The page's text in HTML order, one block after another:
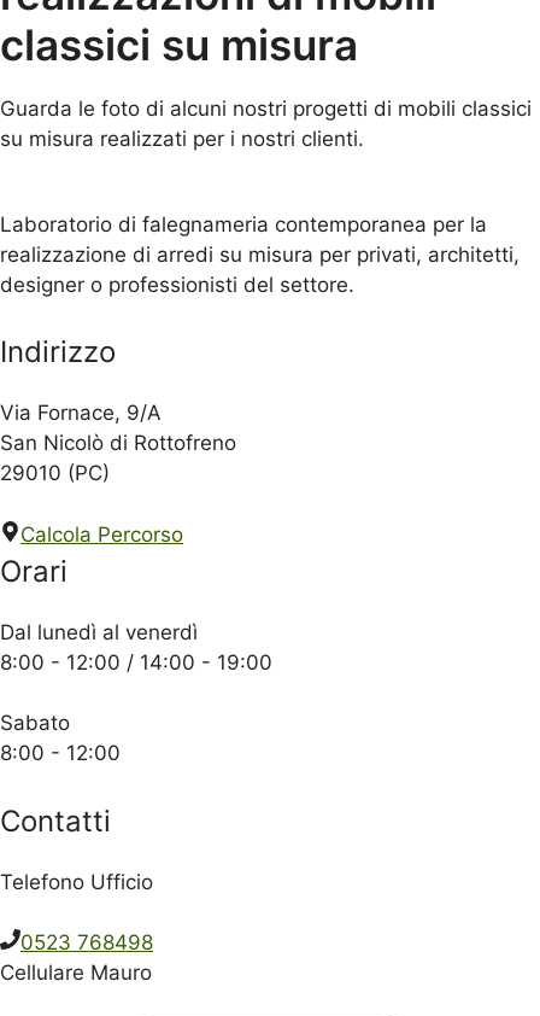
classici su misura
Guarda le foto di alcuni nostri progetti di mobili classici
su misura realizzati per i nostri clienti.
Laboratorio di falegnameria contemporanea per la
realizzazione di arredi su misura per privati, architetti,
designer o professionisti del settore.
Indirizzo
Via Fornace, 9/A
San Nicolò di Rottofreno
29010 (PC)
Calcola Percorso
Orari
Dal lunedì al venerdì
8:00 - 12:00 / 14:00 - 19:00
Sabato
8:00 - 12:00
Contatti
Telefono Ufficio
0523 768498
Cellulare Mauro